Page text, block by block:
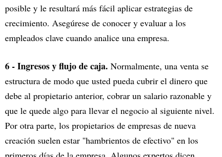
posible y le resultará más fácil aplicar estrategias de
crecimiento. Asegúrese de conocer y evaluar a los
empleados clave cuando analice una empresa.
6 - Ingresos y flujo de caja. Normalmente, una venta se
estructura de modo que usted pueda cubrir el dinero que
debe al propietario anterior, cobrar un salario razonable y
que le quede algo para llevar el negocio al siguiente nivel.
Por otra parte, los propietarios de empresas de nueva
creación suelen estar "hambrientos de efectivo" en los